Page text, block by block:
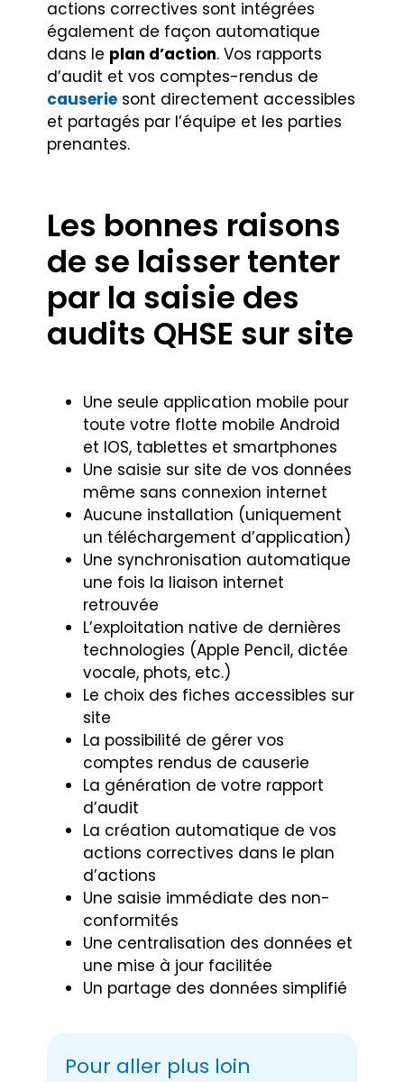
actions correctives sont intégrées
également de façon automatique
dans le plan d’action. Vos rapports
d’audit et vos comptes-rendus de
causerie sont directement accessibles
et partagés par l’équipe et les parties
prenantes.
Les bonnes raisons
de se laisser tenter
par la saisie des
audits QHSE sur site
Une seule application mobile pour
toute votre flotte mobile Android
et IOS, tablettes et smartphones
Une saisie sur site de vos données
même sans connexion internet
Aucune installation (uniquement
un téléchargement d’application)
Une synchronisation automatique
une fois la liaison internet
retrouvée
L’exploitation native de dernières
technologies (Apple Pencil, dictée
vocale, phots, etc.)
Le choix des fiches accessibles sur
site
La possibilité de gérer vos
comptes rendus de causerie
La génération de votre rapport
d’audit
La création automatique de vos
actions correctives dans le plan
d’actions
Une saisie immédiate des non-
conformités
Une centralisation des données et
une mise à jour facilitée
Un partage des données simplifié
Pour aller plus loin